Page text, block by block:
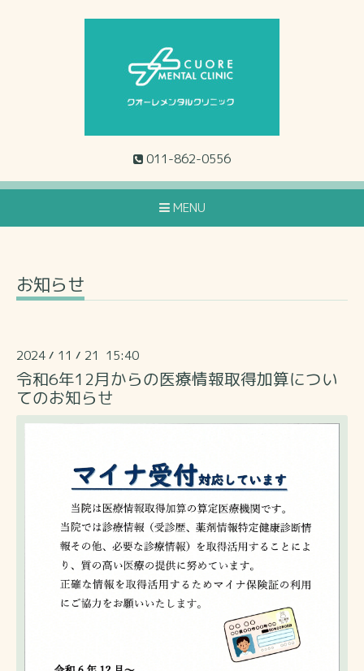
011-862-0556
MENU
お知らせ
2024 / 11 / 21 15:40
令和6年12月からの医療情報取得加算につい
てのお知らせ